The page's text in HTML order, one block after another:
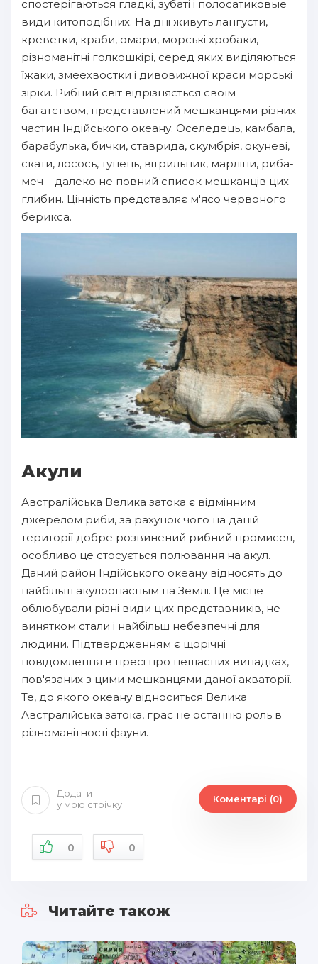
спостерігаються гладкі, зубаті і полосатиковые
види китоподібних. На дні живуть лангусти,
креветки, краби, омари, морські хробаки,
різноманітні голкошкірі, серед яких виділяються
їжаки, змеехвостки і дивовижної краси морські
зірки. Рибний світ відрізняється своїм
багатством, представлений мешканцями різних
частин Індійського океану. Оселедець, камбала,
барабулька, бички, ставрида, скумбрія, окуневі,
скати, лосось, тунець, вітрильник, марліни, риба-
меч – далеко не повний список мешканців цих
глибин. Цінність представляє м'ясо червоного
берикса.
Акули
Австралійська Велика затока є відмінним
джерелом риби, за рахунок чого на даній
території добре розвинений рибний промисел,
особливо це стосується полювання на акул.
Даний район Індійського океану відносять до
найбільш акулоопасным на Землі. Це місце
облюбували різні види цих представників, не
винятком стали і найбільш небезпечні для
людини. Підтвердженням є щорічні
повідомлення в пресі про нещасних випадках,
пов'язаних з цими мешканцями даної акваторії.
Те, до якого океану відноситься Велика
Австралійська затока, грає не останню роль в
різноманітності фауни.
Додати
у мою стрічку
Коментарі (0)
0 0
Читайте також